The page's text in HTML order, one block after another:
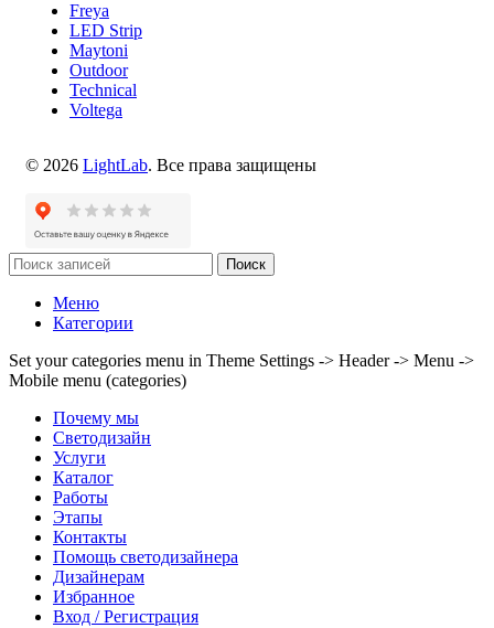
Freya
LED Strip
Maytoni
Outdoor
Technical
Voltega
© 2026 LightLab. Все права защищены
Поиск
Меню
Категории
Set your categories menu in Theme Settings -> Header -> Menu ->
Mobile menu (categories)
Почему мы
Светодизайн
Услуги
Каталог
Работы
Этапы
Контакты
Помощь светодизайнера
Дизайнерам
Избранное
Вход / Регистрация